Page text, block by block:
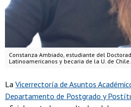
Constanza Ambiado, estudiante del
Latinoamericanos y becaria de la U. de Chile.
La Vicerrectoría de Asuntos
Departamento de Postgrado y